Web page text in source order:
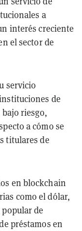
a
interés creciente
el sector de
servicio
de
riesgo,
a cómo se
titulares de
en blockchain
como el dólar,
de
préstamos en